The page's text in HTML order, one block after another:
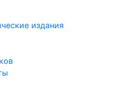
издания